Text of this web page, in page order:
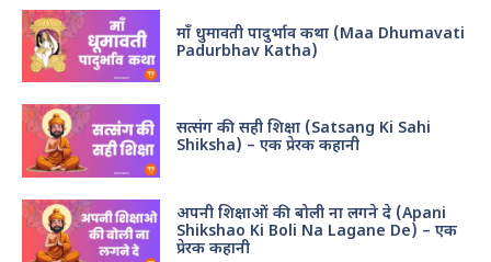
माँ धुमावती पादुर्भाव कथा (Maa Dhumavati
Padurbhav Katha)
सत्संग की सही शिक्षा (Satsang Ki Sahi
Shiksha) – एक प्रेरक कहानी
अपनी शिक्षाओं की बोली ना लगने दे (Apani
Shikshao Ki Boli Na Lagane De) – एक
प्रेरक कहानी